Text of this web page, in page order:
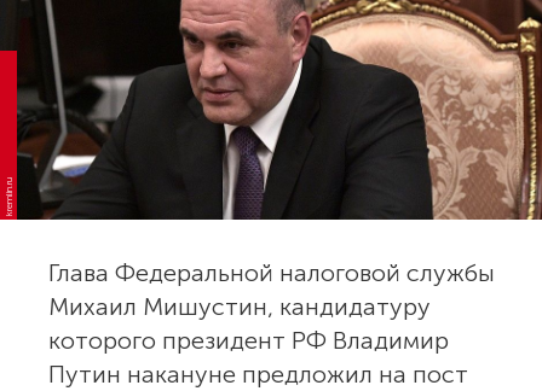
kremlin.ru
Глава Федеральной налоговой службы
Михаил Мишустин, кандидатуру
которого президент РФ Владимир
Путин накануне предложил на пост